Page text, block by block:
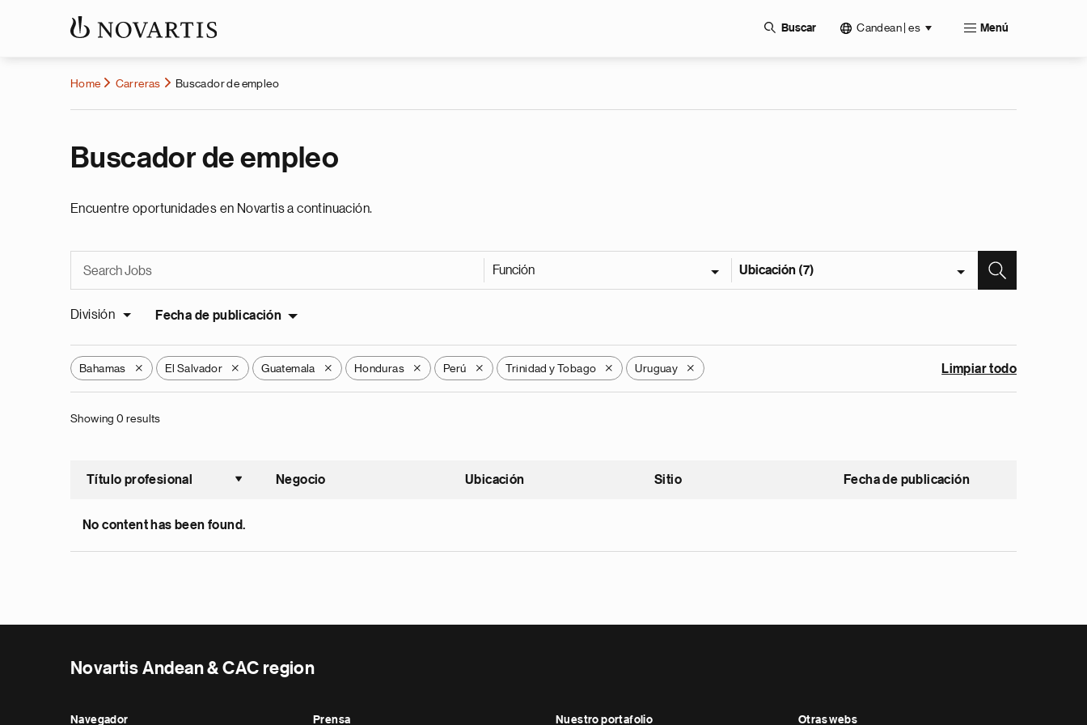
Buscar Candean | es Menú
Home Carreras Buscador de empleo
Buscador de empleo
Encuentre oportunidades en Novartis a continuación.
Función Ubicación (7)
División Fecha de publicación
Bahamas X El Salvador X Guatemala X Honduras X Perú X Trinidad y Tobago X Uruguay X Limpiar todo
Showing 0 results
Título profesional
Ordenar ascendente
Negocio Ubicación Sitio Fecha de publicación
No content has been found.
Novartis Andean & CAC region
Navegador Prensa Nuestro portafolio Otras webs